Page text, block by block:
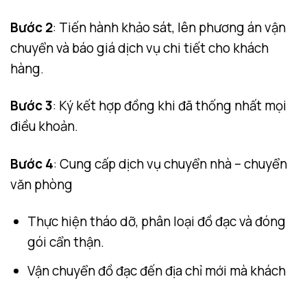
Bước 2: Tiến hành khảo sát, lên phương án vận
chuyển và báo giá dịch vụ chi tiết cho khách
hàng.
Bước 3: Ký kết hợp đồng khi đã thống nhất mọi
điều khoản.
Bước 4: Cung cấp dịch vụ chuyển nhà – chuyển
văn phòng
Thực hiện tháo dỡ, phân loại đồ đạc và đóng
gói cẩn thận.
Vận chuyển đồ đạc đến địa chỉ mới mà khách